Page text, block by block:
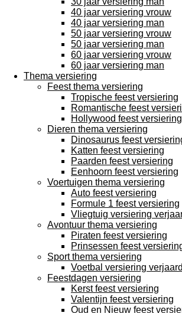
40 jaar versiering vrouw
40 jaar versiering man
50 jaar versiering vrouw
50 jaar versiering man
60 jaar versiering vrouw
60 jaar versiering man
Thema versiering
Feest thema versiering
Tropische feest versiering
Romantische feest
Hollywood feest versiering
Dieren thema versiering
Dinosaurus feest
Katten feest versiering
Paarden feest versiering
Eenhoorn feest versiering
Voertuigen thema versiering
Auto feest versiering
Formule 1 feest versiering
Vliegtuig versiering
Avontuur thema versiering
Piraten feest versiering
Prinsessen feest
Sport thema versiering
Voetbal versiering
Feestdagen versiering
Kerst feest versiering
Valentijn feest versiering
Oud en Nieuw feest